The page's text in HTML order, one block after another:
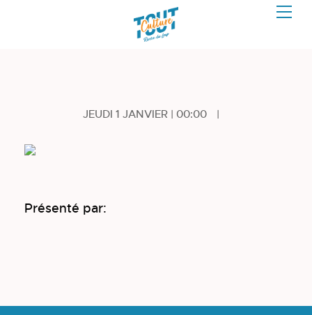
JEUDI 1 JANVIER | 00:00 |
Présenté par: